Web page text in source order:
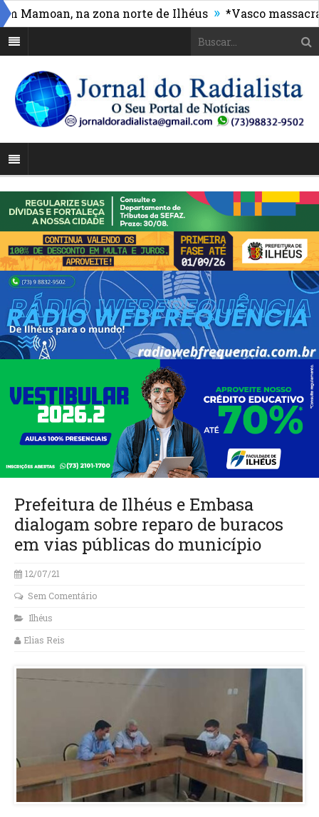
na zona norte de Ilhéus » *Vasco massacra e
Prefeitura de Ilhéus e Embasa
dialogam sobre reparo de buracos
em vias públicas do município
12/07/21
Sem Comentário
Ilhéus
Elias Reis